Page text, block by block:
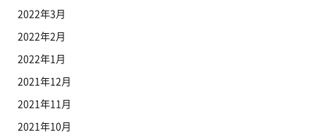
2022年3月
2022年2月
2022年1月
2021年12月
2021年11月
2021年10月